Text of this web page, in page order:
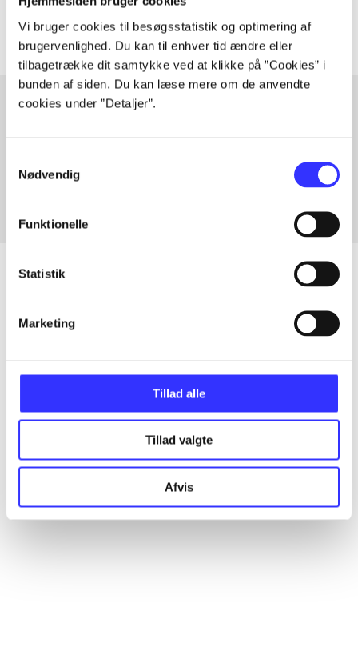
Vi bruger cookies til besøgsstatistik og optimering af
brugervenlighed. Du kan til enhver tid ændre eller
tilbagetrække dit samtykke ved at klikke på ”Cookies” i
bunden af siden. Du kan læse mere om de anvendte
cookies under ”Detaljer”.
Nødvendig
Funktionelle
Statistik
Marketing
Tillad alle
Tillad valgte
Afvis
Artikler